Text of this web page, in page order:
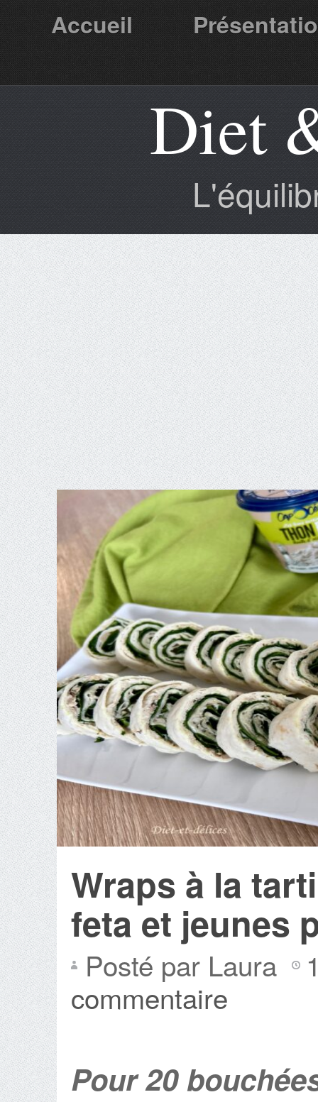
Accueil
Partenaires Diet
Wraps à la
feta et jeunes
Posté par Laura
commentaire
Pour 20